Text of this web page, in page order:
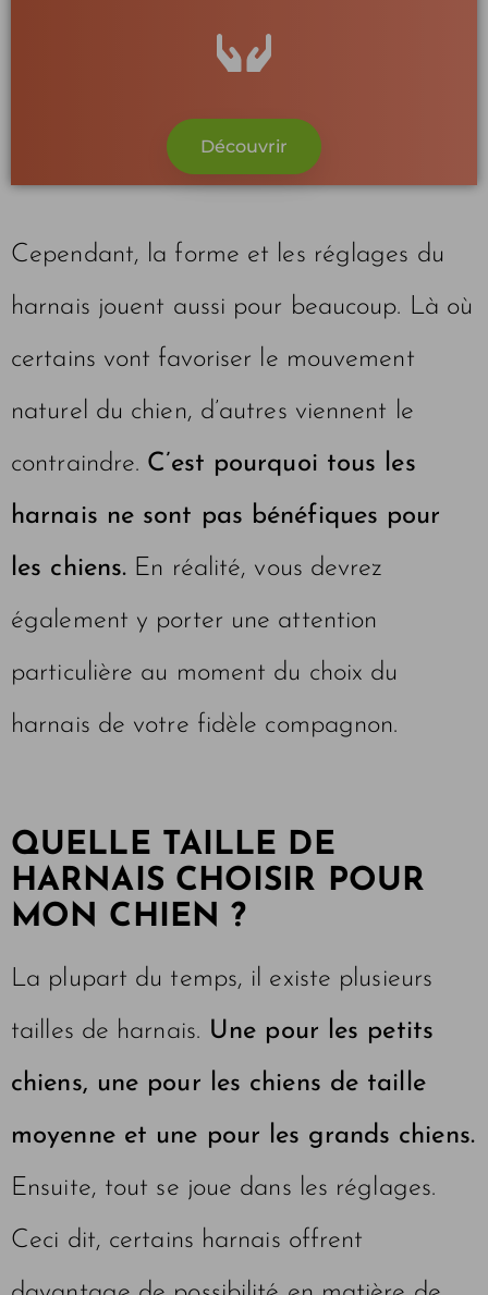
Découvrir
Cependant, la forme et les réglages du
harnais jouent aussi pour beaucoup. Là où
certains vont favoriser le mouvement
naturel du chien, d’autres viennent le
contraindre. C’est pourquoi tous les
harnais ne sont pas bénéfiques pour
les chiens. En réalité, vous devrez
également y porter une attention
particulière au moment du choix du
harnais de votre fidèle compagnon.
QUELLE TAILLE DE
HARNAIS CHOISIR POUR
MON CHIEN ?
La plupart du temps, il existe plusieurs
tailles de harnais. Une pour les petits
chiens, une pour les chiens de taille
moyenne et une pour les grands chiens.
Ensuite, tout se joue dans les réglages.
Ceci dit, certains harnais offrent